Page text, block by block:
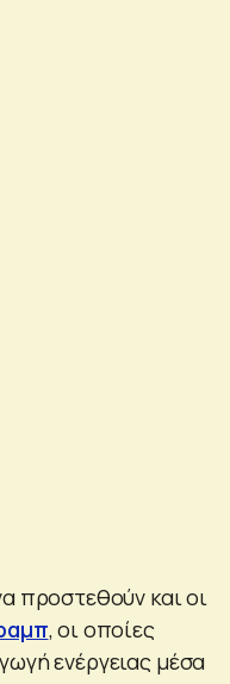
προστεθούν και οι
, οι οποίες
ενέργειας μέσα